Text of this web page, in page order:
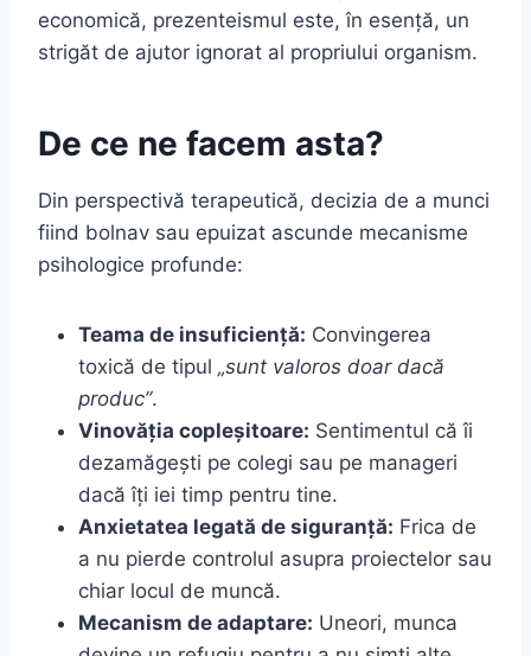
economică, prezenteismul este, în esență, un
strigăt de ajutor ignorat al propriului organism.
De ce ne facem asta?
Din perspectivă terapeutică, decizia de a munci
fiind bolnav sau epuizat ascunde mecanisme
psihologice profunde:
Teama de insuficiență: Convingerea
toxică de tipul „sunt valoros doar dacă
produc”.
Vinovăția copleșitoare: Sentimentul că îi
dezamăgești pe colegi sau pe manageri
dacă îți iei timp pentru tine.
Anxietatea legată de siguranță: Frica de
a nu pierde controlul asupra proiectelor sau
chiar locul de muncă.
Mecanism de adaptare: Uneori, munca